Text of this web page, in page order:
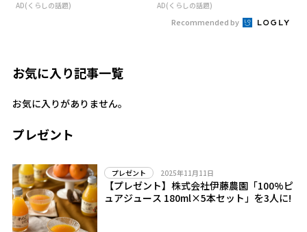
AD(くらしの話題) AD(くらしの話題)
Recommended by
お気に入り記事一覧
お気に入りがありません。
プレゼント
プレゼント 2025年11月11日
【プレゼント】株式会社伊藤農園「100%ピ
ュアジュース 180ml×5本セット」を3人に!